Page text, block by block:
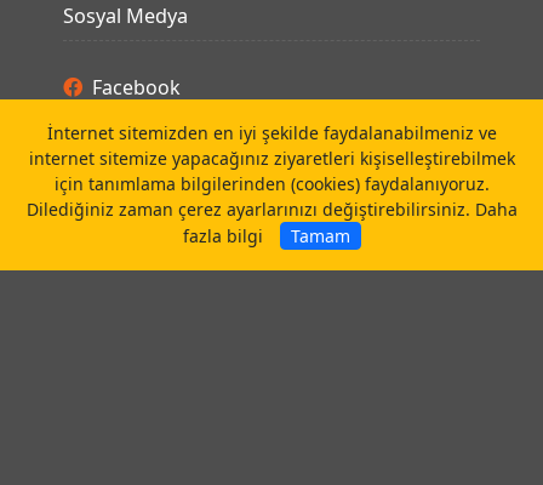
Sosyal Medya
Facebook
Linkedin
Instagram
İnternet sitemizden en iyi şekilde faydalanabilmeniz ve
internet sitemize yapacağınız ziyaretleri kişiselleştirebilmek
için tanımlama bilgilerinden (cookies) faydalanıyoruz.
Dilediğiniz zaman çerez ayarlarınızı değiştirebilirsiniz. Daha
fazla bilgi
Tamam